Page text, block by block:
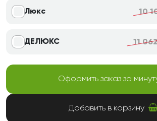
Люкс 10
ДЕЛЮКС 11
Оформить заказ за
Добавить в корзину